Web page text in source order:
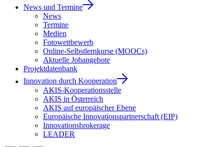
News und Termine
News
Termine
Medien
Fotowettbewerb
Online-Selbstlernkurse (MOOCs)
Aktuelle Jobangebote
Projektdatenbank
Innovation durch Kooperation
AKIS-Kooperationsstelle
AKIS in Österreich
AKIS auf europäischer Ebene
Europäische Innovationspartnerschaft (EIP)
Innovationsbrokerage
LEADER